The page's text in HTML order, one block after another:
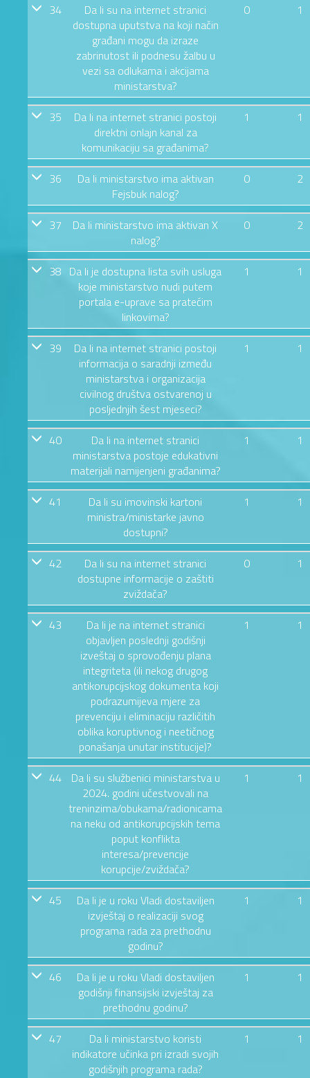
34
Da li su na internet stranici
dostupna uputstva na koji način
građani mogu da izraze
zabrinutost ili podnesu žalbu u
vezi sa odlukama i akcijama
ministarstva?
0 1
35
Da li na internet stranici postoji
direktni onlajn kanal za
komunikaciju sa građanima?
1 1
36
Da li ministarstvo ima aktivan
Fejsbuk nalog?
0 2
37
Da li ministarstvo ima aktivan X
nalog?
0 2
38 Da li je dostupna lista svih usluga
koje ministarstvo nudi putem
portala e-uprave sa pratećim
linkovima?
1 1
39
Da li na internet stranici postoji
informacija o saradnji između
ministarstva i organizacija
civilnog društva ostvarenoj u
posljednjih šest mjeseci?
1 1
40
Da li na internet stranici
ministarstva postoje edukativni
materijali namijenjeni građanima?
1 1
41
Da li su imovinski kartoni
ministra/ministarke javno
dostupni?
1 1
42
Da li su na internet stranici
dostupne informacije o zaštiti
zviždača?
0 1
43
Da li je na internet stranici
objavljen poslednji godišnji
izveštaj o sprovođenju plana
integriteta (ili nekog drugog
antikorupcijskog dokumenta koji
podrazumijeva mjere za
prevenciju i eliminaciju različitih
oblika koruptivnog i neetičnog
ponašanja unutar institucije)?
1 1
44
Da li su službenici ministarstva u
2024. godini učestvovali na
treninzima/obukama/radionicama
na neku od antikorupcijskih tema
poput konflikta
interesa/prevencije
korupcije/zviždača?
1 1
45
Da li je u roku Vladi dostaviljen
izvještaj o realizaciji svog
programa rada za prethodnu
godinu?
1 1
46
Da li je u roku Vladi dostaviljen
godišnji finansijski izvještaj za
prethodnu godinu?
1 1
47
Da li ministarstvo koristi
indikatore učinka pri izradi svojih
godišnjih programa rada?
1 1